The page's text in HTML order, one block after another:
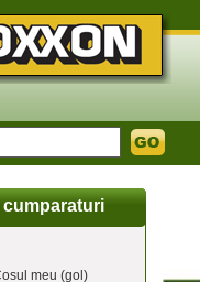
cumparaturi
meu (gol)